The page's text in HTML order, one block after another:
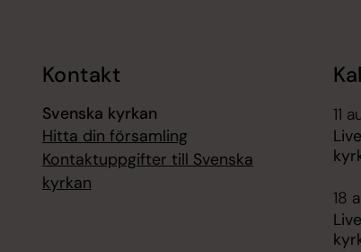
Kontakt
Svenska kyrkan
Hitta din församling
Kontaktuppgifter till Svenska
kyrkan
11
18